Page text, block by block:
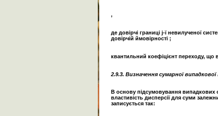
,
де довірчі границі j-ї невилученої
довірчій ймовірності ;
квантильний коефіцієнт переходу, що
2.9.3. Визначення сумарної випадкової
В основу підсумовування
властивість дисперсії для суми
записується так: